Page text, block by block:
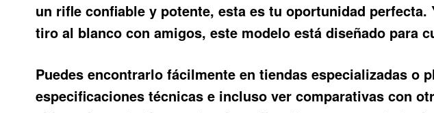
un rifle confiable y potente, esta es tu oportunidad
tiro al blanco con amigos, este modelo está diseñado para
Puedes encontrarlo fácilmente en tiendas especializadas
especificaciones técnicas e incluso ver comparativas con